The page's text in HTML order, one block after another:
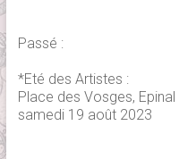
Passé :
*Eté des Artistes :
Place des Vosges, Epinal
samedi 19 août 2023